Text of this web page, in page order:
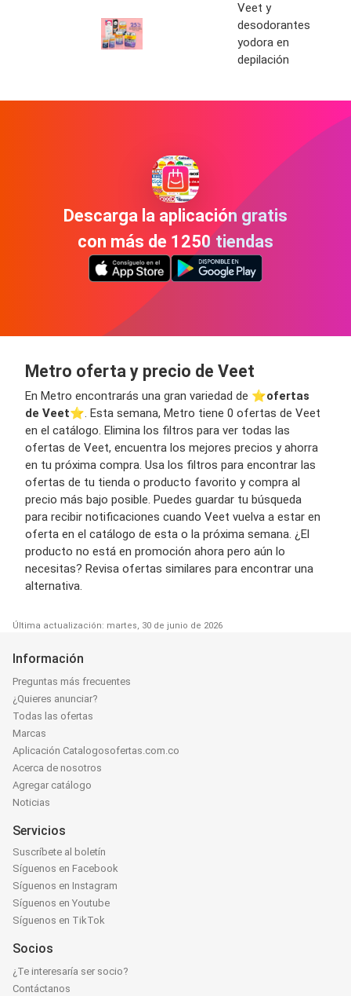
Veet y
desodorantes
yodora en
depilación
Descarga la aplicación gratis
con más de 1250 tiendas
Metro oferta y precio de Veet
En Metro encontrarás una gran variedad de ⭐️ofertas
de Veet⭐️. Esta semana, Metro tiene 0 ofertas de Veet
en el catálogo. Elimina los filtros para ver todas las
ofertas de Veet, encuentra los mejores precios y ahorra
en tu próxima compra. Usa los filtros para encontrar las
ofertas de tu tienda o producto favorito y compra al
precio más bajo posible. Puedes guardar tu búsqueda
para recibir notificaciones cuando Veet vuelva a estar en
oferta en el catálogo de esta o la próxima semana. ¿El
producto no está en promoción ahora pero aún lo
necesitas? Revisa ofertas similares para encontrar una
alternativa.
Última actualización: martes, 30 de junio de 2026
Información
Preguntas más frecuentes
¿Quieres anunciar?
Todas las ofertas
Marcas
Aplicación Catalogosofertas.com.co
Acerca de nosotros
Agregar catálogo
Noticias
Servicios
Suscríbete al boletín
Síguenos en Facebook
Síguenos en Instagram
Síguenos en Youtube
Síguenos en TikTok
Socios
¿Te interesaría ser socio?
Contáctanos